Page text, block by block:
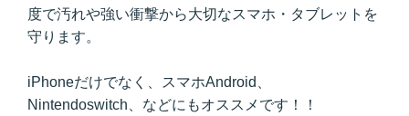
度で汚れや強い衝撃から大切なスマホ・タブレットを
守ります。
iPhoneだけでなく、スマホAndroid、
Nintendoswitch、などにもオススメです！！